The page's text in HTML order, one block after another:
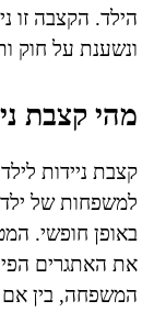
הילד. הקצבה זו
ונשענת על חוק
מהי קצבת
קצבת ניידות
למשפחות של
באופן חופשי.
את האתגרים
המשפחה, בין אם